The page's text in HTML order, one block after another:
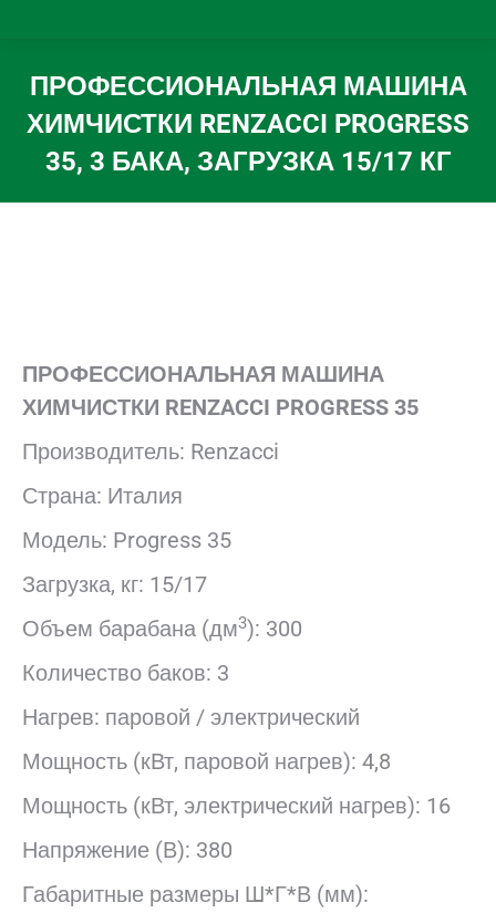
ПРОФЕССИОНАЛЬНАЯ МАШИНА
ХИМЧИСТКИ RENZACCI PROGRESS
35, 3 БАКА, ЗАГРУЗКА 15/17 КГ
Вы здесь:
ПРОФЕССИОНАЛЬНАЯ МАШИНА
ХИМЧИСТКИ RENZACCI PROGRESS 35
Производитель: Renzacci
Страна: Италия
Модель: Progress 35
Загрузка, кг: 15/17
Объем барабана (дм3): 300
Количество баков: 3
Нагрев: паровой / электрический
Мощность (кВт, паровой нагрев): 4,8
Мощность (кВт, электрический нагрев): 16
Напряжение (В): 380
Габаритные размеры Ш*Г*В (мм):